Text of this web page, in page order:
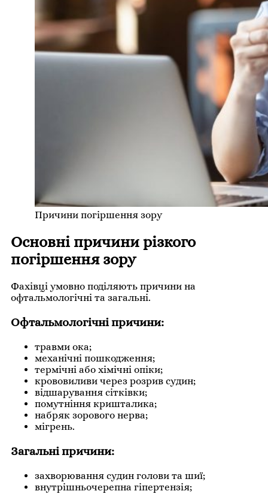
Причини погіршення зору
Основні причини різкого
погіршення зору
Фахівці умовно поділяють причини на
офтальмологічні та загальні.
Офтальмологічні причини:
травми ока;
механічні пошкодження;
термічні або хімічні опіки;
крововиливи через розрив судин;
відшарування сітківки;
помутніння кришталика;
набряк зорового нерва;
мігрень.
Загальні причини:
захворювання судин голови та шиї;
внутрішньочерепна гіпертензія;